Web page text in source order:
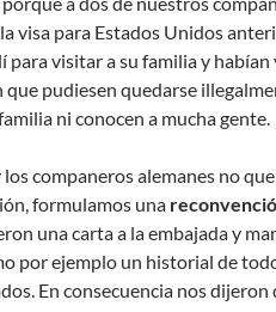
visa para Estados Unidos
para visitar a su familia y
que pudiesen quedarse
ni conocen a mucha gente.
companeros alemanes no
formulamos una
una carta a la embajada y
por ejemplo un historial de
En consecuencia nos dijeron